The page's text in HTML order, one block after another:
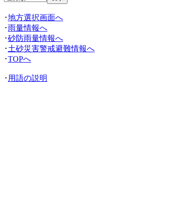
･地方選択画面へ
･雨量情報へ
･砂防雨量情報へ
･ 土砂災害警戒避難情報へ
･TOPへ
･ 用語の説明